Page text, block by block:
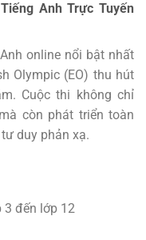
Anh Trực Tuyến
online nổi bật nhất
Olympic (EO) thu hút
Cuộc thi không chỉ
còn phát triển toàn
duy phản xạ.
đến lớp 12